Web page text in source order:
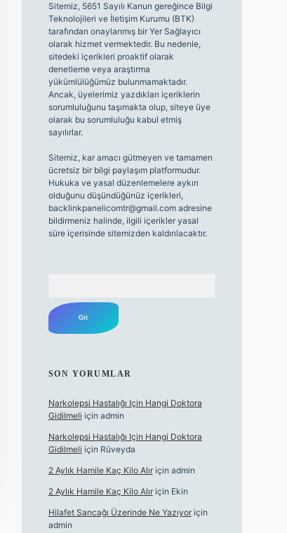
Sitemiz, 5651 Sayılı Kanun gereğince Bilgi
Teknolojileri ve İletişim Kurumu (BTK)
tarafından onaylanmış bir Yer Sağlayıcı
olarak hizmet vermektedir. Bu nedenle,
sitedeki içerikleri proaktif olarak
denetleme veya araştırma
yükümlülüğümüz bulunmamaktadır.
Ancak, üyelerimiz yazdıkları içeriklerin
sorumluluğunu taşımakta olup, siteye üye
olarak bu sorumluluğu kabul etmiş
sayılırlar.
Sitemiz, kar amacı gütmeyen ve tamamen
ücretsiz bir bilgi paylaşım platformudur.
Hukuka ve yasal düzenlemelere aykırı
olduğunu düşündüğünüz içerikleri,
backlinkpanelicomtr@gmail.comadresine
bildirmeniz halinde, ilgili içerikler yasal
süre içerisinde sitemizden kaldırılacaktır.
SON YORUMLAR
Narkolepsi Hastalığı Için Hangi Doktora
Gidilmeli için admin
Narkolepsi Hastalığı Için Hangi Doktora
Gidilmeli için Rüveyda
2 Aylık Hamile Kaç Kilo Alıriçin admin
2 Aylık Hamile Kaç Kilo Alıriçin Ekin
Hilafet Sancağı Üzerinde Ne Yazıyoriçin
admin